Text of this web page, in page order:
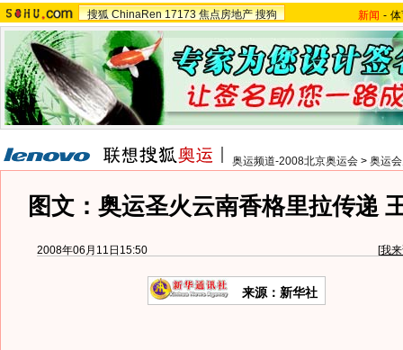
搜狐 ChinaRen 17173 焦点房地产 搜狗 新闻 -
奥运频道-2008北京奥运会 > 奥运
图文：奥运圣火云南香格里拉传递
2008年06月11日15:50 [我
来源：新华社